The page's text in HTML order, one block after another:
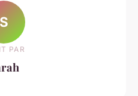
S
PAR